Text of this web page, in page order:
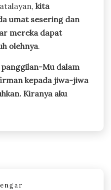
kita
umat sesering dan
mereka dapat
olehnya.
Mu dalam
kepada jiwa-jiwa
Kiranya aku